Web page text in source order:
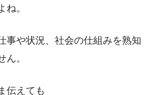
ね。
事や状況、社会の仕組みを熟知
ん。
伝えても